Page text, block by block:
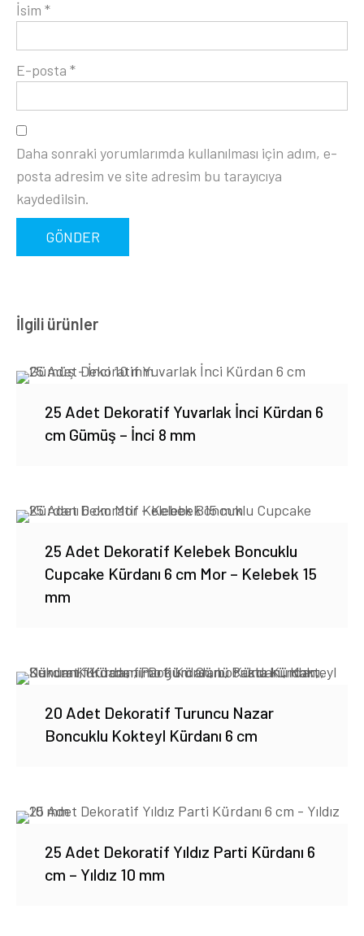
İsim *
E-posta *
Daha sonraki yorumlarımda kullanılması için adım, e-
posta adresim ve site adresim bu tarayıcıya
kaydedilsin.
İlgili ürünler
25 Adet Dekoratif Yuvarlak İnci Kürdan 6
cm Gümüş – İnci 8 mm
25 Adet Dekoratif Kelebek Boncuklu
Cupcake Kürdanı 6 cm Mor – Kelebek 15
mm
20 Adet Dekoratif Turuncu Nazar
Boncuklu Kokteyl Kürdanı 6 cm
25 Adet Dekoratif Yıldız Parti Kürdanı 6
cm – Yıldız 10 mm